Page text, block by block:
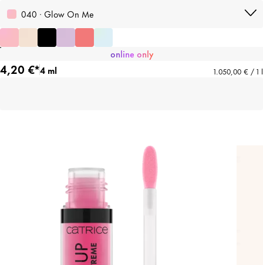
040 · Glow On Me
online only
4,20 €*4 ml 1.050,00 € / 1 l